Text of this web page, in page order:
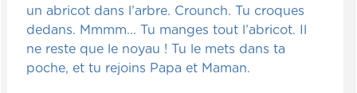
un abricot dans l’arbre. Crounch. Tu croques
dedans. Mmmm... Tu manges tout l’abricot. Il
ne reste que le noyau ! Tu le mets dans ta
poche, et tu rejoins Papa et Maman.